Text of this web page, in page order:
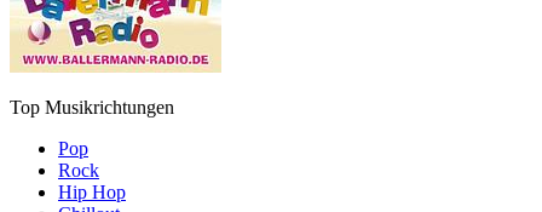
Top Musikrichtungen
Pop
Rock
Hip Hop